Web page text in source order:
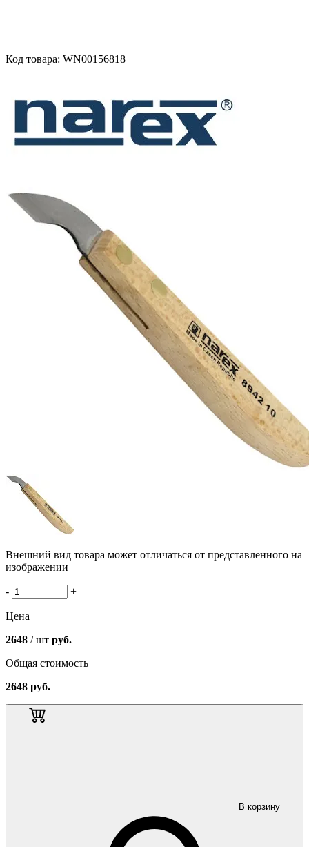
Код товара: WN00156818
Внешний вид товара может отличаться от представленного на
изображении
- +
Цена
2648 / шт руб.
Общая стоимость
2648 руб.
В корзину